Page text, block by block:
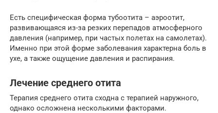
Есть специфическая форма тубоотита – аэроотит,
развивающаяся из-за резких перепадов атмосферного
давления (например, при частых полетах на самолетах).
Именно при этой форме заболевания характерна боль в
ухе, а также ощущение давления и распирания.
Лечение среднего отита
Терапия среднего отита сходна с терапией наружного,
однако осложнена несколькими факторами.